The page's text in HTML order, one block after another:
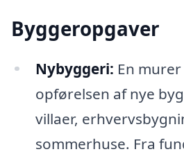
Byggeropgaver
Nybyggeri: En
opførelsen af nye
villaer,
sommerhuse. Fra